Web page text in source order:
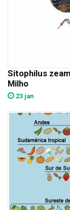
Sitophilus
Milho
23 jan